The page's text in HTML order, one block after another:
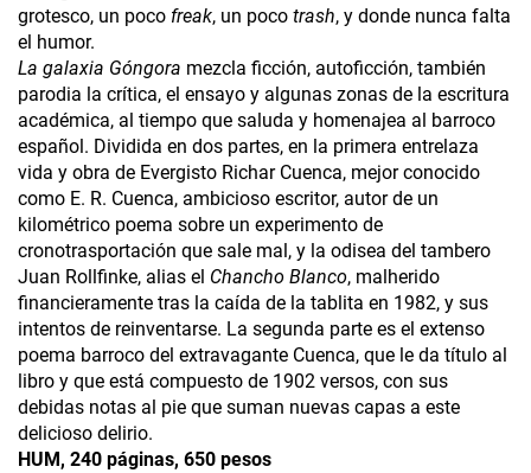
grotesco, un poco freak, un poco trash, y donde nunca falta
el humor.
La galaxia Góngora mezcla ficción, autoficción, también
parodia la crítica, el ensayo y algunas zonas de la escritura
académica, al tiempo que saluda y homenajea al barroco
español. Dividida en dos partes, en la primera entrelaza
vida y obra de Evergisto Richar Cuenca, mejor conocido
como E. R. Cuenca, ambicioso escritor, autor de un
kilométrico poema sobre un experimento de
cronotrasportación que sale mal, y la odisea del tambero
Juan Rollfinke, alias el Chancho Blanco, malherido
financieramente tras la caída de la tablita en 1982, y sus
intentos de reinventarse. La segunda parte es el extenso
poema barroco del extravagante Cuenca, que le da título al
libro y que está compuesto de 1902 versos, con sus
debidas notas al pie que suman nuevas capas a este
delicioso delirio.
HUM, 240 páginas, 650 pesos